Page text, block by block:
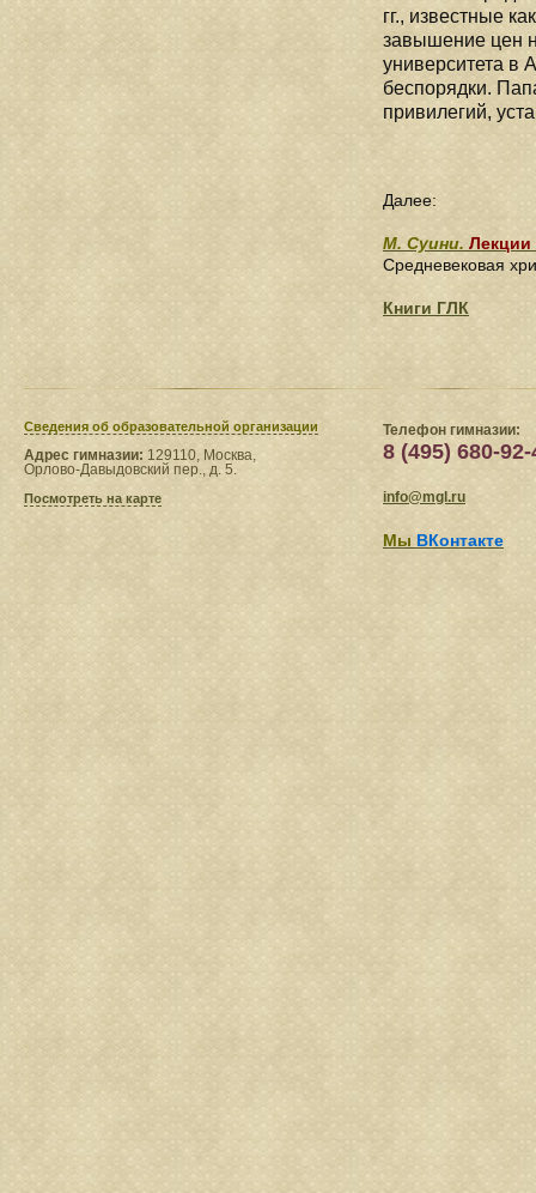
гг., известные
завышение цен
университета в
беспорядки.
привилегий,
Далее:
М. Суини.
Средневековая
Книги ГЛК
Сведения​ об образовательной организации
Адрес гимназии: 129110, Москва,
Орлово-Давыдовский пер., д. 5.
Посмотреть на карте
Телефон гимназии:
8 (495) 680-92-
info@mgl.ru
Мы ВКонтакте